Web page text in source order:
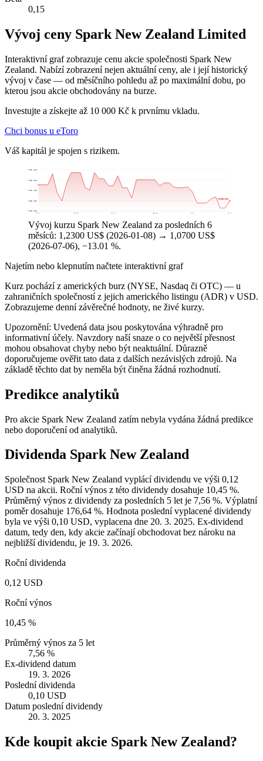
0,15
Vývoj ceny Spark New Zealand Limited
Interaktivní graf zobrazuje cenu akcie společnosti Spark New
Zealand. Nabízí zobrazení nejen aktuální ceny, ale i její historický
vývoj v čase — od měsíčního pohledu až po maximální dobu, po
kterou jsou akcie obchodovány na burze.
Investujte a získejte až 10 000 Kč k prvnímu vkladu.
Chci bonus u eToro
Váš kapitál je spojen s rizikem.
0,9720 US$
1,0735 US$
1,1750 US$
1,2765 US$
1,3780 US$
8. 1. 12. 2. 19. 3. 28. 4. 2. 6. 6. 7.
1,0700 US$
Vývoj kurzu Spark New Zealand za posledních 6
měsíců: 1,2300 US$ (2026-01-08) → 1,0700 US$
(2026-07-06), −13.01 %.
Najetím nebo klepnutím načtete interaktivní graf
Kurz pochází z amerických burz (NYSE, Nasdaq či OTC) — u
zahraničních společností z jejich amerického listingu (ADR) v USD.
Zobrazujeme denní závěrečné hodnoty, ne živé kurzy.
Upozornění: Uvedená data jsou poskytována výhradně pro
informativní účely. Navzdory naší snaze o co největší přesnost
mohou obsahovat chyby nebo být neaktuální. Důrazně
doporučujeme ověřit tato data z dalších nezávislých zdrojů. Na
základě těchto dat by neměla být činěna žádná rozhodnutí.
Predikce analytiků
Pro akcie Spark New Zealand zatím nebyla vydána žádná predikce
nebo doporučení od analytiků.
Dividenda Spark New Zealand
Společnost Spark New Zealand vyplácí dividendu ve výši 0,12
USD na akcii. Roční výnos z této dividendy dosahuje 10,45 %.
Průměrný výnos z dividendy za posledních 5 let je 7,56 %. Výplatní
poměr dosahuje 176,64 %. Hodnota poslední vyplacené dividendy
byla ve výši 0,10 USD, vyplacena dne 20. 3. 2025. Ex-dividend
datum, tedy den, kdy akcie začínají obchodovat bez nároku na
nejbližší dividendu, je 19. 3. 2026.
Roční dividenda
0,12 USD
Roční výnos
10,45 %
Průměrný výnos za 5 let
7,56 %
Ex-dividend datum
19. 3. 2026
Poslední dividenda
0,10 USD
Datum poslední dividendy
20. 3. 2025
Kde koupit akcie Spark New Zealand?